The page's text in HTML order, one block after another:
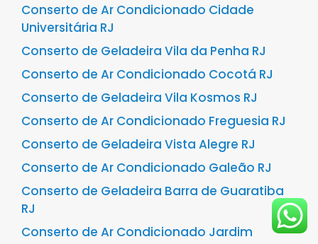
Conserto de Ar Condicionado Cidade
Universitária RJ
Conserto de Geladeira Vila da Penha RJ
Conserto de Ar Condicionado Cocotá RJ
Conserto de Geladeira Vila Kosmos RJ
Conserto de Ar Condicionado Freguesia RJ
Conserto de Geladeira Vista Alegre RJ
Conserto de Ar Condicionado Galeão RJ
Conserto de Geladeira Barra de Guaratiba
RJ
Conserto de Ar Condicionado Jardim